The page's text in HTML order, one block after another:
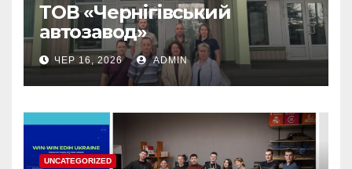
ТОВ «Чернігівський
автозавод»
ЧЕР 16, 2026 ADMIN
UNCATEGORIZED